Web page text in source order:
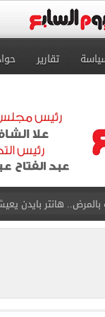
تقارير
مصر والدنمارك
والجاردات".. أخطر